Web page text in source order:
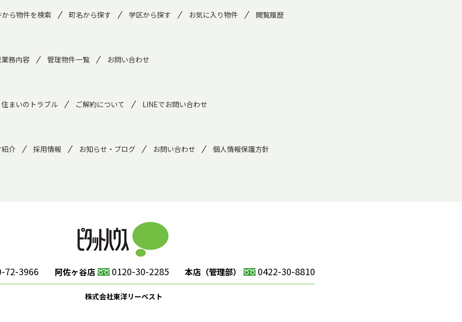
から物件を検索 町名から探す 学区から探す お気に入り物件 閲覧履歴
務内容 管理物件一覧 お問い合わせ
住まいのトラブル ご解約について LINEでお問い合わせ
介 採用情報 お知らせ・ブログ お問い合わせ 個人情報保護方針
72-3966 阿佐ヶ谷店 0120-30-2285 本店（管理部） 0422-30-8810
株式会社東洋リーベスト